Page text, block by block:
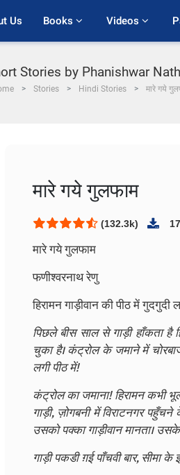
Us Books Videos
Stories by Phanishwar
Stories Hindi Stories मारे गये
मारे गये गुलफाम
(132.3k)
मारे गये गुलफाम
फणीश्वरनाथ रेणु
हिरामन गाड़ीवान की पीठ में गुदगुदी
पिछले बीस साल से गाड़ी हाँकता है
चुका है। कंट्रोल के जमाने में
लगी पीठ में!
कंट्रोल का जमाना! हिरामन कभी
गाड़ी, ज़ोगबनी में विराटनगर पहुँचने
उसको पक्का गाड़ीवान मानता।
गाड़ी पकडी ग़ई पाँचवी बार, सीमा के